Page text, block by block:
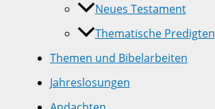
Neues Testament
Thematische Predigten
Themen und Bibelarbeiten
Jahreslosungen